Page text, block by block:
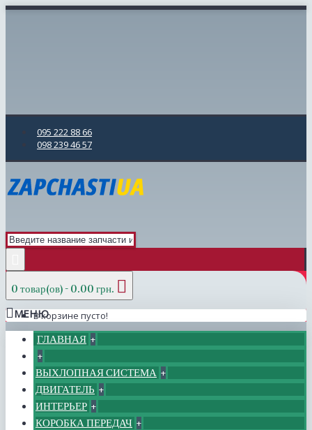
095 222 88 66
098 239 46 57
0 товар(ов) - 0.00 грн.
В корзине пусто!
МЕНЮ
ГЛАВНАЯ +
+
ВЫХЛОПНАЯ СИСТЕМА +
ДВИГАТЕЛЬ +
ИНТЕРЬЕР +
КОРОБКА ПЕРЕДАЧ +